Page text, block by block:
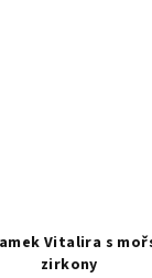
Vitalira s
zirkony